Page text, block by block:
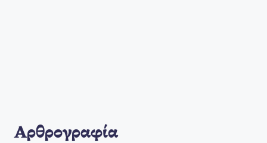
Αρθρογραφία